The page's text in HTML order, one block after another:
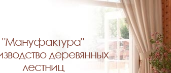
"Мануфактура"
деревянных
лестниц